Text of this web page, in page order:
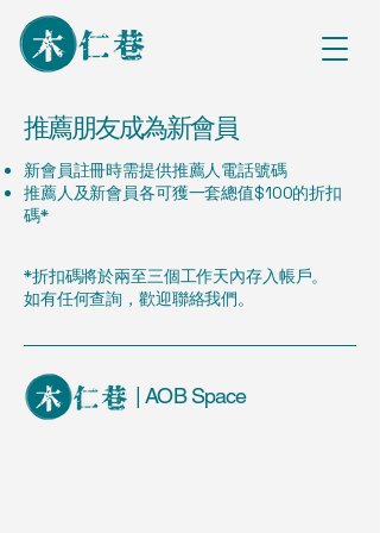
推薦朋友成為新會員
新會員註冊時需提供推薦人電話號碼
推薦人及新會員各可獲一套總值$100的折扣
碼*
*折扣碼將於兩至三個工作天內存入帳戶。
如有任何查詢，歡迎聯絡我們。
| AOB Space